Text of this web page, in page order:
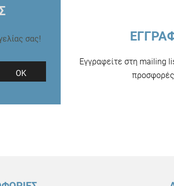
σας!
ΟΚ
Εγγραφείτε στη mailing
προσφορές